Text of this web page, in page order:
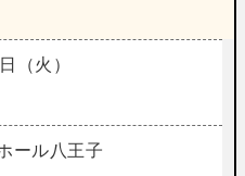
（火）
ール八王子